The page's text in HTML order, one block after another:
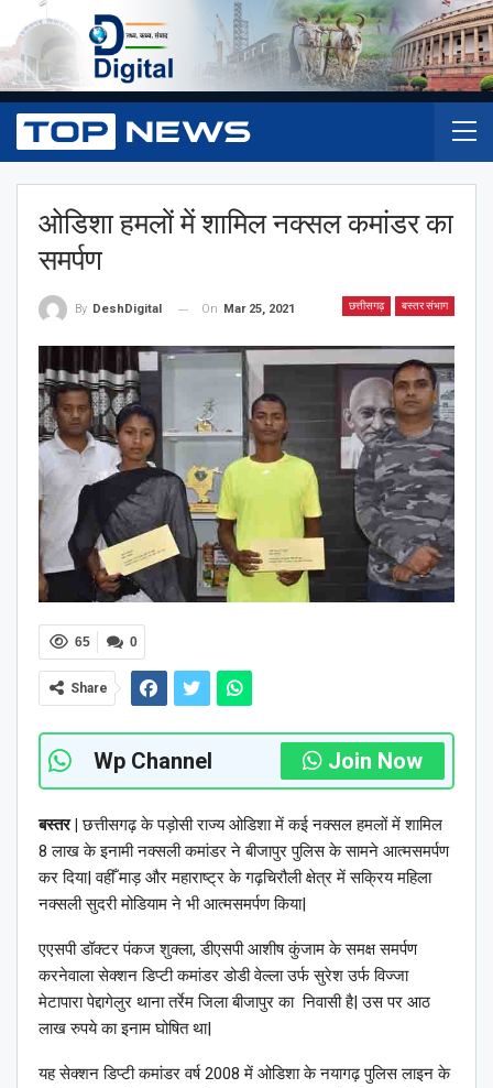
ओडिशा हमलों में शामिल नक्सल कमांडर का
समर्पण
छत्तीसगढ़ बस्तर संभाग
By DeshDigital On Mar 25, 2021
0
65
Share
Wp Channel Join Now
बस्तर | छत्तीसगढ़ के पड़ोसी राज्य ओडिशा में कई नक्सल हमलों में शामिल
8 लाख के इनामी नक्सली कमांडर ने बीजापुर पुलिस के सामने आत्मसमर्पण
कर दिया| वहीँ माड़ और महाराष्ट्र के गढ़चिरौली क्षेत्र में सक्रिय महिला
नक्सली सुदरी मोडियाम ने भी आत्मसमर्पण किया|
एएसपी डॉक्‍टर पंकज शुक्ला, डीएसपी आशीष कुंजाम के समक्ष समर्पण
करनेवाला सेक्शन डिप्टी कमांडर डोडी वेल्ला उर्फ सुरेश उर्फ विज्जा
मेटापारा पेद्दागेलुर थाना तर्रेम जिला बीजापुर का निवासी है| उस पर आठ
लाख रुपये का इनाम घोषित था|
यह सेक्शन डिप्टी कमांडर वर्ष 2008 में ओडिशा के नयागढ़ पुलिस लाइन के